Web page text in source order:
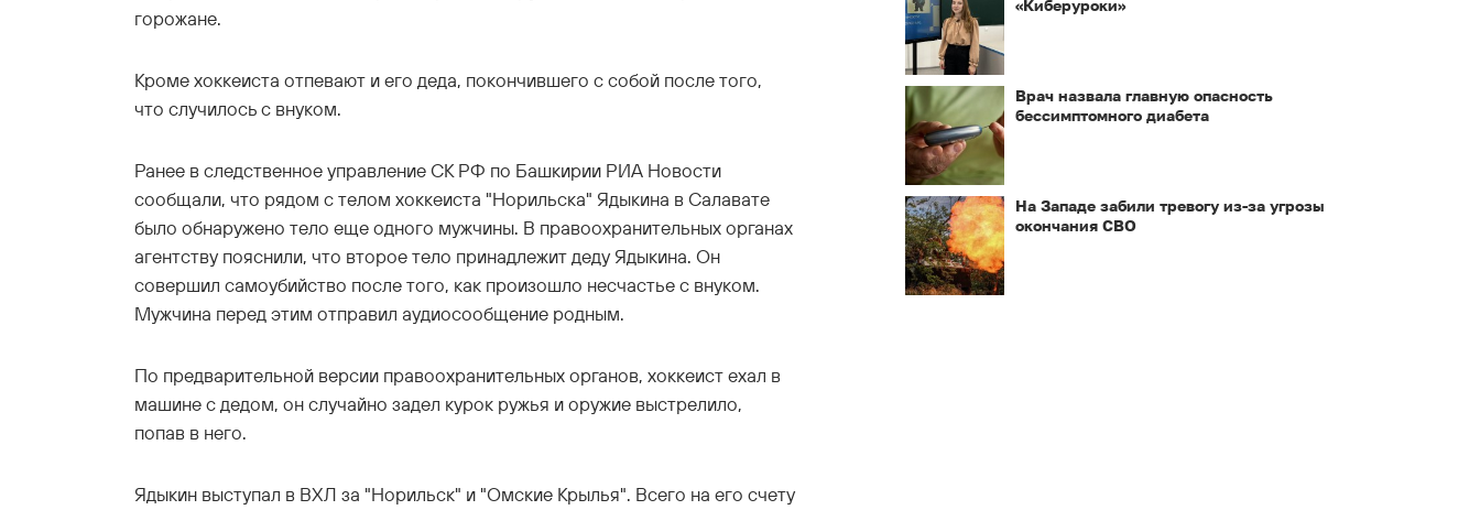
горожане.
Кроме хоккеиста отпевают и его деда, покончившего с собой после того,
что случилось с внуком.
Ранее в следственное управление СК РФ по Башкирии РИА Новости
сообщали, что рядом с телом хоккеиста "Норильска" Ядыкина в Салавате
было обнаружено тело еще одного мужчины. В правоохранительных органах
агентству пояснили, что второе тело принадлежит деду Ядыкина. Он
совершил самоубийство после того, как произошло несчастье с внуком.
Мужчина перед этим отправил аудиосообщение родным.
По предварительной версии правоохранительных органов, хоккеист ехал в
машине с дедом, он случайно задел курок ружья и оружие выстрелило,
попав в него.
Ядыкин выступал в ВХЛ за "Норильск" и "Омские Крылья". Всего на его счету
«Киберуроки»
Врач назвала главную опасность
бессимптомного диабета
На Западе забили тревогу из-за угрозы
окончания СВО